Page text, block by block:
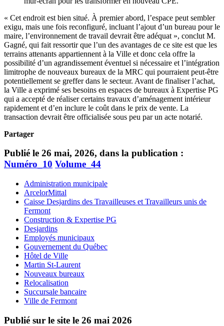
« Cet endroit est bien situé. À premier abord, l’espace peut sembler
exigu, mais une fois reconfiguré, incluant l’ajout d’un bureau pour le
maire, l’environnement de travail devrait être adéquat », conclut M.
Gagné, qui fait ressortir que l’un des avantages de ce site est que les
terrains attenants appartiennent à la Ville et donc cela offre la
possibilité d’un agrandissement éventuel si nécessaire et l’intégration
limitrophe de nouveaux bureaux de la MRC qui pourraient peut-être
potentiellement se greffer dans le secteur. Avant de finaliser l’achat,
la Ville a exprimé ses besoins en espaces de bureaux à Expertise PG
qui a accepté de réaliser certains travaux d’aménagement intérieur
rapidement et d’en inclure le coût dans le prix de vente. La
transaction devrait être officialisée sous peu par un acte notarié.
Partager
Publié le 26 mai, 2026, dans la publication :
Numéro_10 Volume_44
Administration municipale
ArcelorMittal
Caisse Desjardins des Travailleuses et Travailleurs unis de
Fermont
Construction & Expertise PG
Desjardins
Employés municipaux
Gouvernement du Québec
Hôtel de Ville
Martin St-Laurent
Nouveaux bureaux
Relocalisation
Succursale bancaire
Ville de Fermont
Publié sur le site le 26 mai 2026